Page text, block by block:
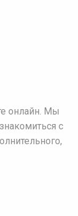
онлайн. Мы
с